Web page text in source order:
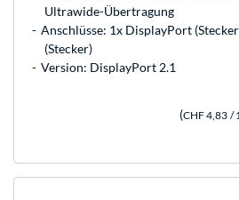
Ultrawide-Übertragung
Anschlüsse: 1x DisplayPort
(Stecker)
Version: DisplayPort 2.1
(CHF 4,83 /